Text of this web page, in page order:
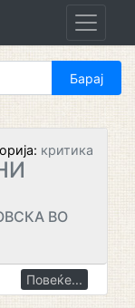
критика
ВО
Повеќе...